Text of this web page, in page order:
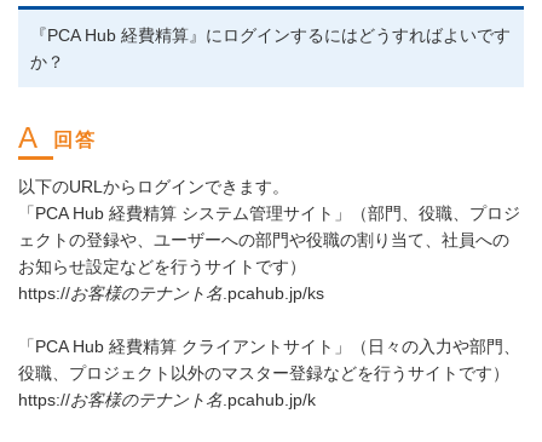
『PCA Hub 経費精算』にログインするにはどうすればよいです
か？
以下のURLからログインできます。
「PCA Hub 経費精算 システム管理サイト」（部門、役職、プロジ
ェクトの登録や、ユーザーへの部門や役職の割り当て、社員への
お知らせ設定などを行うサイトです）
https://お客様のテナント名.pcahub.jp/ks
「PCA Hub 経費精算 クライアントサイト」（日々の入力や部門、
役職、プロジェクト以外のマスター登録などを行うサイトです）
https://お客様のテナント名.pcahub.jp/k